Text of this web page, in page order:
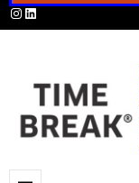
Instagram
LinkedIn